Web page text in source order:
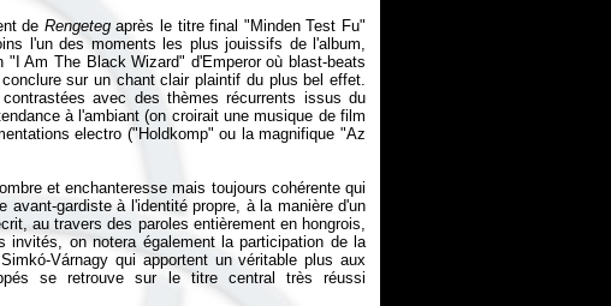
de Rengetegaprès le titre final "Minden Test Fu"
l'un des moments les plus jouissifs de l'album,
Am The Black Wizard" d'Emperor où blast-beats
sur un chant clair plaintif du plus bel effet.
avec des thèmes récurrents issus du
à l'ambiant (on croirait une musique de film
electro ("Holdkomp" ou la magnifique "Az
et enchanteresse mais toujours cohérente qui
gardiste à l'identité propre, à la manière d'un
au travers des paroles entièrement en hongrois,
invités, on notera également la participation de la
Várnagy qui apportent un véritable plus aux
se retrouve sur le titre central très réussi